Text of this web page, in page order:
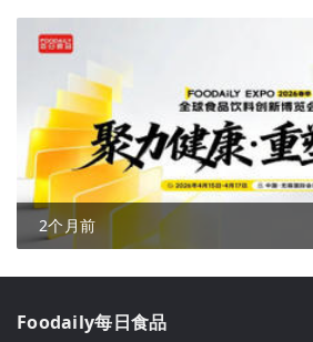
2个月前
Foodaily每日食品